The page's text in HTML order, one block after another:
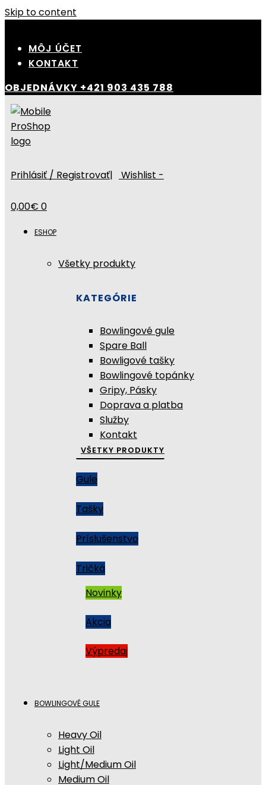
Skip to content
MÔJ ÚČET
KONTAKT
OBJEDNÁVKY +421 903 435 788
Prihlásiť / Registrovať| Wishlist -
0,00€ 0
ESHOP
Všetky produkty
KATEGÓRIE
Bowlingové gule
Spare Ball
Bowligové tašky
Bowlingové topánky
Gripy, Pásky
Doprava a platba
Služby
Kontakt
VŠETKY PRODUKTY
Gule
Tašky
Príslušenstvo
Tričká
Novinky
Akcia
Výpredaj
BOWLINGOVÉ GULE
Heavy Oil
Light Oil
Light/Medium Oil
Medium Oil